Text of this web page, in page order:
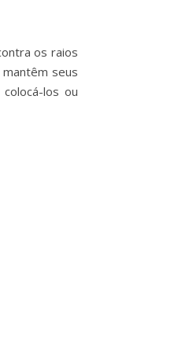
os raios
seus
los ou